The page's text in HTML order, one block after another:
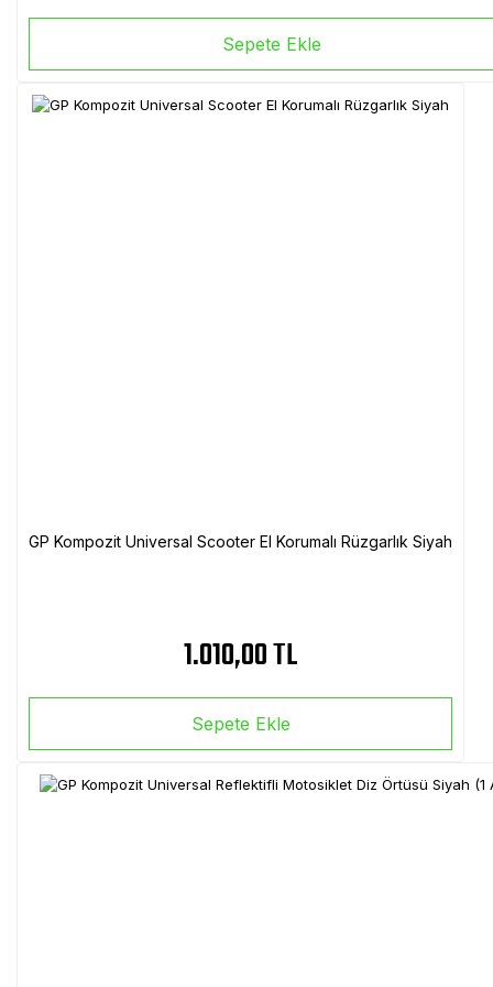
Sepete Ekle
GP Kompozit Universal Scooter El Korumalı Rüzgarlık Siyah
1.010,00 TL
Sepete Ekle